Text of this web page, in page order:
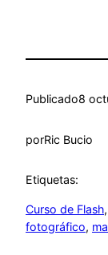
Publicado8
porRic Bucio
Etiquetas:
Curso de Flash,
fotográfico,